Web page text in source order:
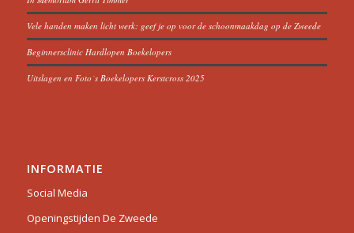
Vele handen maken licht werk: geef je op voor de schoonmaakdag op de Zweede
Beginnersclinic Hardlopen Boekelopers
Uitslagen en Foto´s Boekelopers Kerstcross 2025
INFORMATIE
Social Media
Openingstijden De Zweede